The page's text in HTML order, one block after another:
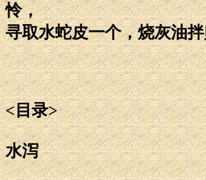
怜，
寻取水蛇皮一个，烧灰油
<目录>
水泻